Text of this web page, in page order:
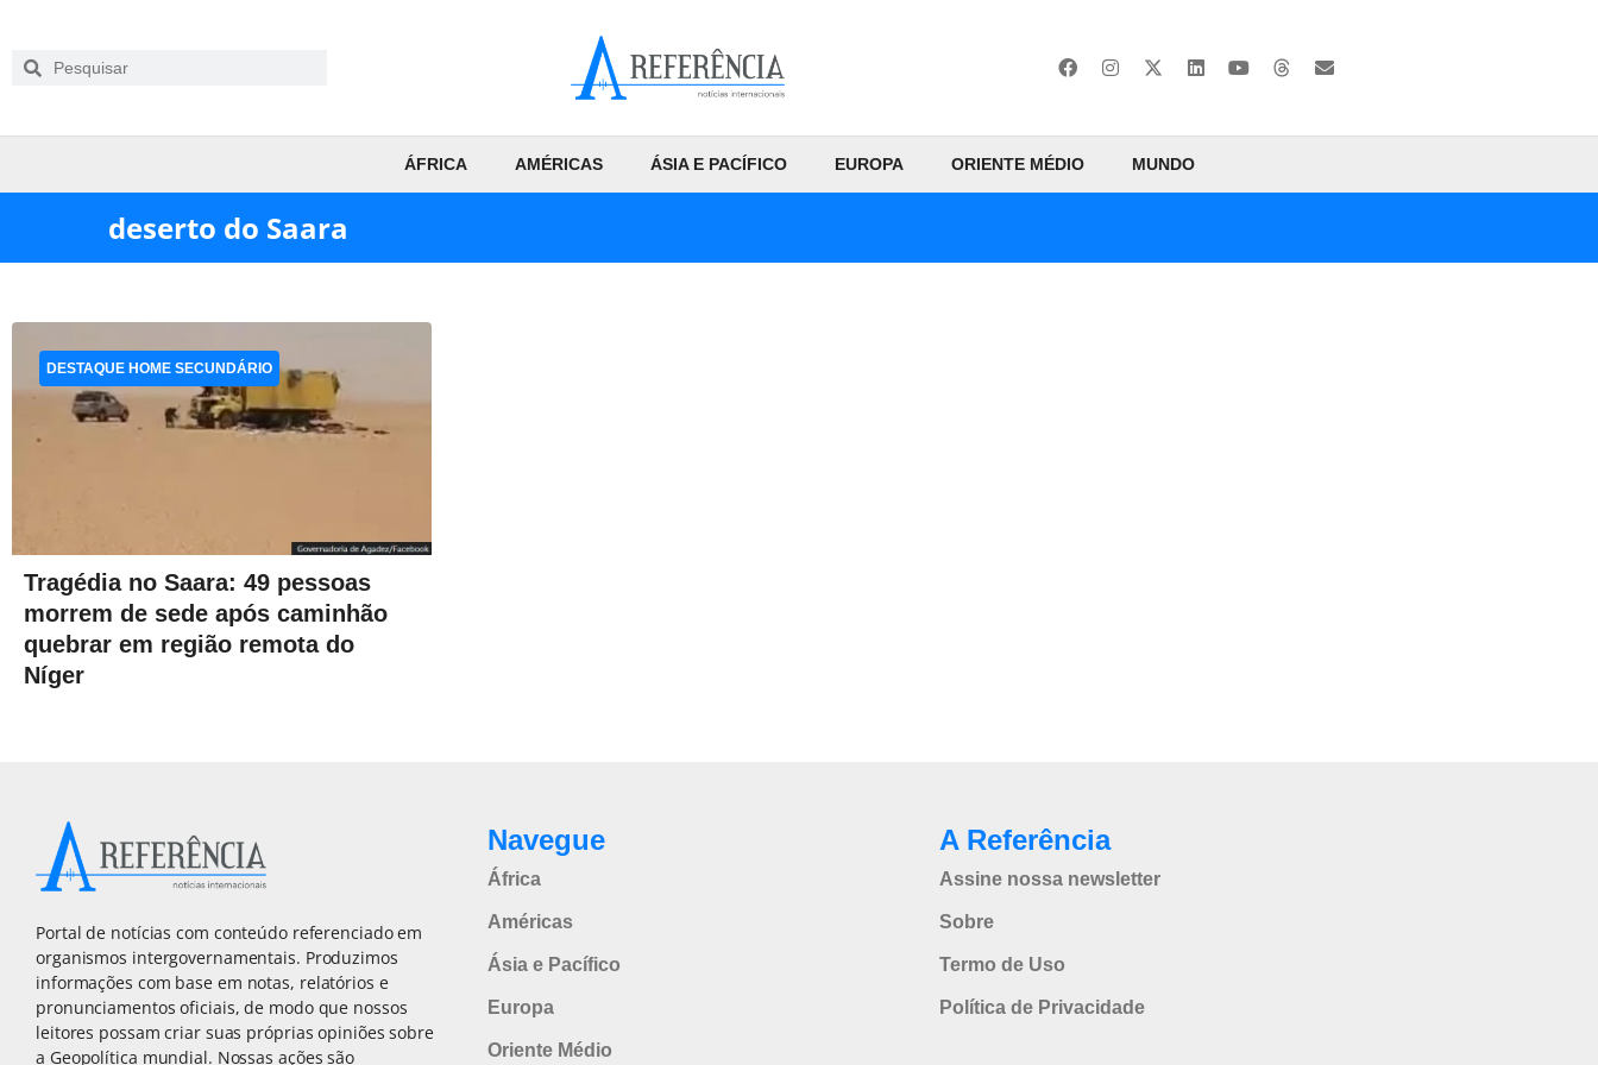
ÁFRICA AMÉRICAS ÁSIA E PACÍFICO EUROPA ORIENTE MÉDIO MUNDO
deserto do Saara
Tragédia no Saara: 49 pessoas
morrem de sede após caminhão
quebrar em região remota do
Níger
DESTAQUE HOME SECUNDÁRIO
Portal de notícias com conteúdo referenciado em
organismos intergovernamentais. Produzimos
informações com base em notas, relatórios e
pronunciamentos oficiais, de modo que nossos
leitores possam criar suas próprias opiniões sobre
a Geopolítica mundial. Nossas ações são
Navegue
África
Américas
Ásia e Pacífico
Europa
Oriente Médio
A Referência
Assine nossa newsletter
Sobre
Termo de Uso
Política de Privacidade